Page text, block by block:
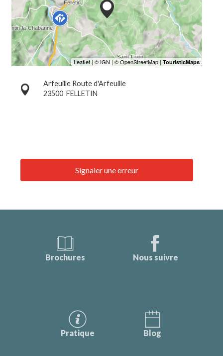
Arfeuille Route d'Arfeuille
23500 FELLETIN
Signaler une erreur
Brochures Nous suivre
Pratique Blog